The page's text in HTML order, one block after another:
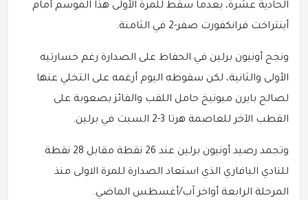
الحادية عشرة، بعدما سقط للمرة الأولى هذا الموسم أمام
أينتراخت فرانكفورت صفر-2 في الثامنة.
ونجح أونيون برلين في الحفاظ على الصدارة رغم خسارتيه
الأولى والثانية، لكن سقوطه اليوم أرغمه على التخلي عنها
لصالح بايرن ميونيخ حامل اللقب والفائز بصعوبة على
القطب الآخر للعاصمة هرتا 3-2 السبت في برلين.
وتجمد رصيد أونيون برلين عند 26 نقطة مقابل 28 نقطة
للنادي البافاري الذي استعاد الصدارة للمرة الاولى منذ
المرحلة الرابعة أواخر آب/أغسطس الماضي.